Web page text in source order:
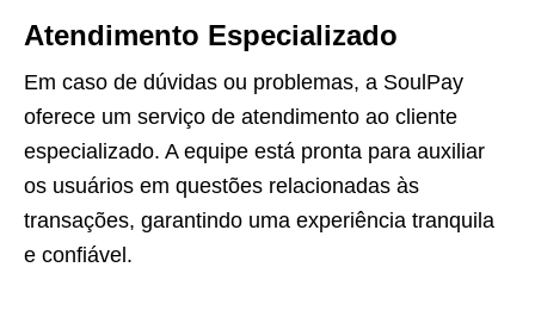
Atendimento Especializado
Em caso de dúvidas ou problemas, a SoulPay
oferece um serviço de atendimento ao cliente
especializado. A equipe está pronta para auxiliar
os usuários em questões relacionadas às
transações, garantindo uma experiência tranquila
e confiável.